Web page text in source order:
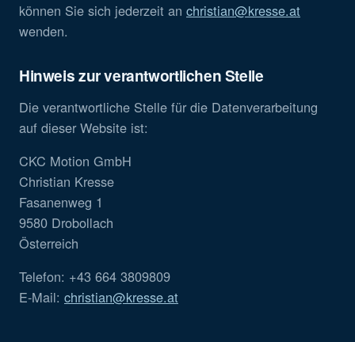
können Sie sich jederzeit an christian@kresse.at
wenden.
Hinweis zur verantwortlichen Stelle
Die verantwortliche Stelle für die Datenverarbeitung
auf dieser Website ist:
CKC Motion GmbH
Christian Kresse
Fasanenweg 1
9580 Drobollach
Österreich
Telefon: +43 664 3809809
E-Mail: christian@kresse.at